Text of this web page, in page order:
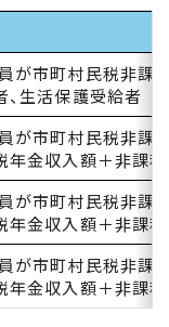
が市町村民税非課
生活保護受給者
が市町村民税非課
年金収入額＋非課
が市町村民税非課
年金収入額＋非課
が市町村民税非課
年金収入額＋非課